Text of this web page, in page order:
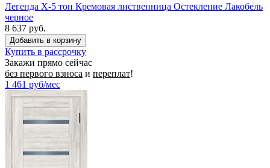
Легенда X-5 тон Кремовая лиственница Остекление Лакобель
черное
8 637 руб.
Купить в рассрочку
Закажи прямо сейчас
без первого взноса и переплат!
1 461 руб/мес